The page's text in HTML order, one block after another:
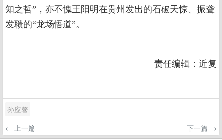
知之哲”，亦不愧王阳明在贵州发出的石破天惊、振聋
发聩的“龙场悟道”。
责任编辑：近复
孙应鳌
← 上一篇
下一篇 →